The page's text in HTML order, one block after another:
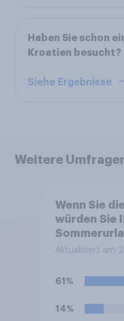
Haben Sie schon
Kroatien besucht?
Siehe Ergebnisse
Weitere
Wenn Sie
würden Sie
verbringen
Aktualisiert am
61%
14%